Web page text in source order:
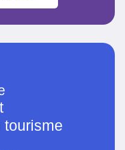
tourisme